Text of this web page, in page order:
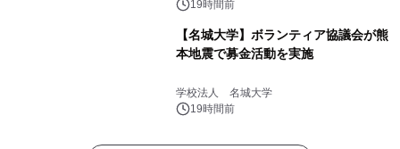
19時間前
【名城大学】ボランティア協議会が熊
本地震で募金活動を実施
学校法人 名城大学
19時間前